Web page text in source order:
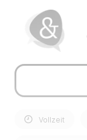
Vollzeit